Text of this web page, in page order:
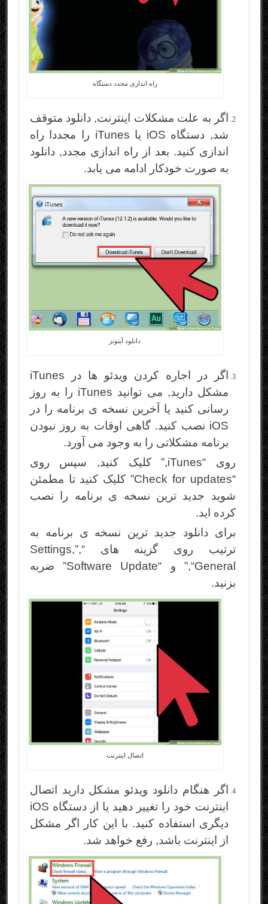
راه اندازی مجدد دستگاه
اگر به علت مشکلات اینترنت, دانلود متوقف
شد, دستگاه iOS یا iTunes را مجددا راه
اندازی کنید. بعد از راه اندازی مجدد, دانلود
به صورت خودکار ادامه می یابد.
دانلود آیتونز
اگر در اجاره کردن ویدئو ها در iTunes
مشکل دارید, می توانید iTunes را به روز
رسانی کنید یا آخرین نسخه ی برنامه را در
iOS نصب کنید. گاهی اوقات به روز نبودن
برنامه مشکلاتی را به وجود می آورد.
روی “iTunes,” کلیک کنید, سپس روی
“Check for updates” کلیک کنید تا مطمئن
شوید جدید ترین نسخه ی برنامه را نصب
کرده اید.
برای دانلود جدید ترین نسخه ی برنامه به
ترتیب روی گزینه های “Settings,”,
“General,” و “Software Update” ضربه
بزنید.
اتصال اینترنت
اگر هنگام دانلود ویدئو مشکل دارید اتصال
اینترنت خود را تغییر دهید یا از دستگاه iOS
دیگری استفاده کنید. با این کار اگر مشکل
از اینترنت باشد, رفع خواهد شد.